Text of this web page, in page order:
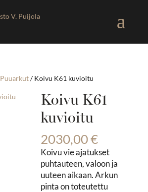
Puuarkut/ Koivu K61 kuvioitu
Koivu K61
kuvioitu
2030,00€
Koivu vie ajatukset
puhtauteen, valoon ja
uuteen aikaan. Arkun
pinta on toteutettu